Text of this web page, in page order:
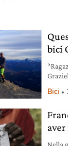
bici
Bici
Nella